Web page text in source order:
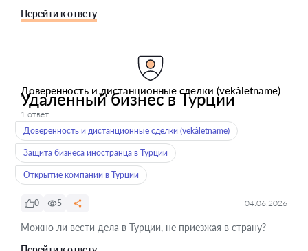
Перейти к ответу
Доверенность и дистанционные сделки (vekâletname)
Удаленный бизнес в Турции
1 ответ
Доверенность и дистанционные сделки (vekâletname)
Защита бизнеса иностранца в Турции
Открытие компании в Турции
0 5 04.06.2026
Можно ли вести дела в Турции, не приезжая в страну?